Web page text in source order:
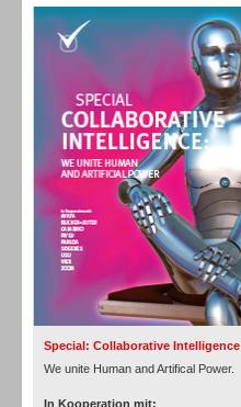
Special: Collaborative Intelligence
We unite Human and Artifical Power.
In Kooperation mit:
Personal
Inbound